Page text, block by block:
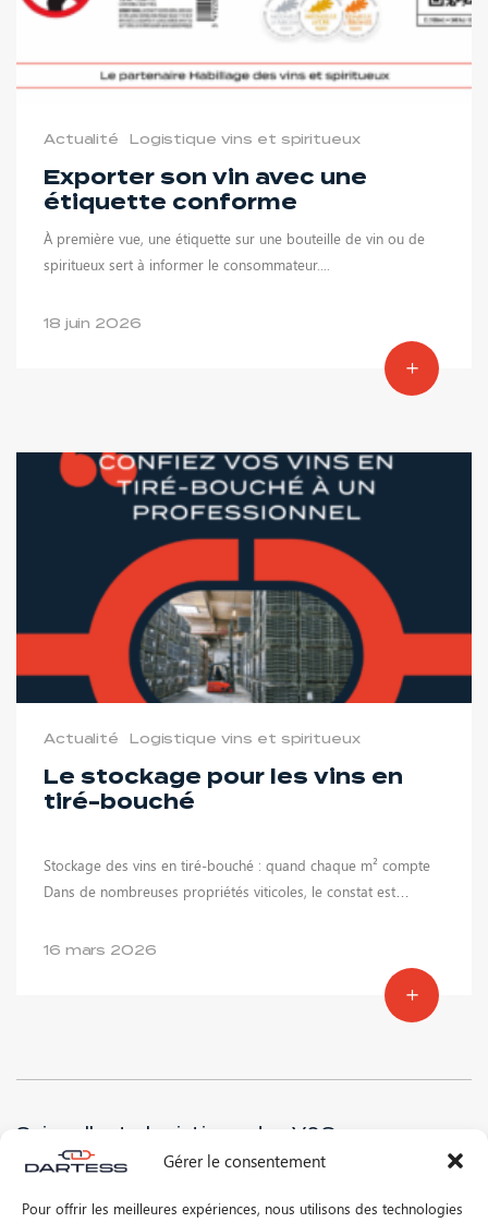
Gérer le consentement
Pour offrir les meilleures expériences, nous utilisons des technologies
Actualité Logistique vins et spiritueux
Exporter son vin avec une
étiquette conforme
À première vue, une étiquette sur une bouteille de vin ou de
spiritueux sert à informer le consommateur....
18 juin 2026
Actualité Logistique vins et spiritueux
Le stockage pour les vins en
tiré-bouché
Stockage des vins en tiré-bouché : quand chaque m² compte
Dans de nombreuses propriétés viticoles, le constat est…
16 mars 2026
Suivre l'actu logistique des V&S